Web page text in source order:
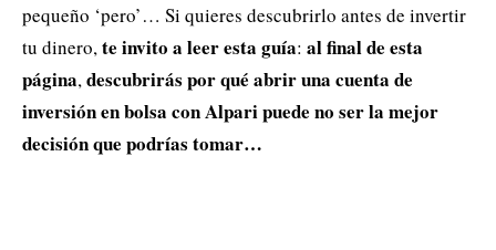
pequeño ‘pero’… Si quieres descubrirlo antes de invertir
tu dinero,te invito a leer esta guía: al final de esta
página,descubrirás por qué abrir una cuenta de
inversión en bolsa con Alpari puede no ser la mejor
decisión que podrías tomar…